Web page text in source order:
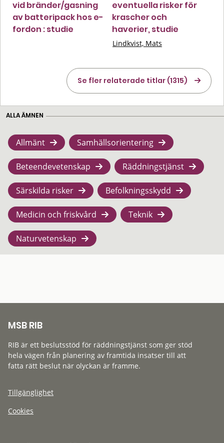
vid bränder/gasning
av batteripack hos e-
fordon : studie
eventuella risker för
krascher och
haverier, studie
Lindkvist, Mats
Se fler relaterade titlar (1315)
ALLA ÄMNEN
Allmänt Samhällsorientering
Beteendevetenskap Räddningstjänst
Särskilda risker Befolkningsskydd
Medicin och friskvård Teknik
Naturvetenskap
MSB RIB
RIB är ett beslutsstöd för räddningstjänst som ger stöd
hela vägen från planering av framtida insatser till att
fatta rätt beslut när olyckan är framme.
Tillgänglighet
Cookies